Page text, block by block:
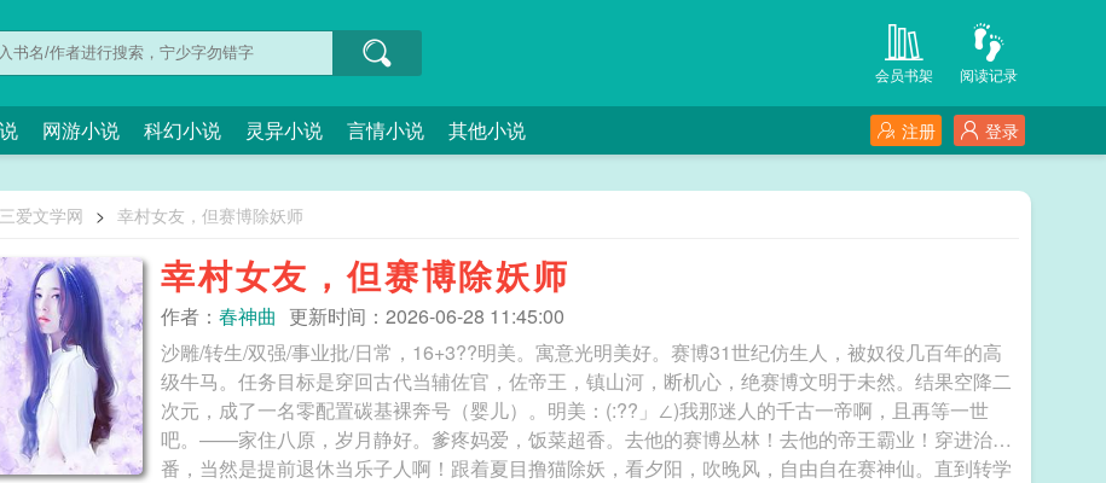
阅读记录
会员书架
网游小说 科幻小说 灵异小说 言情小说 其他小说 登录
注册
三爱文学网 > 幸村女友，但赛博除妖师
幸村女友，但赛博除妖师
作者： 春神曲 更新时间：2026-06-28 11:45:00
沙雕/转生/双强/事业批/日常，16+3??明美。寓意光明美好。赛博31世纪仿生人，被奴役几百年的高
级牛马。任务目标是穿回古代当辅佐官，佐帝王，镇山河，断机心，绝赛博文明于未然。结果空降二
次元，成了一名零配置碳基裸奔号（婴儿）。明美：(:??」∠)我那迷人的千古一帝啊，且再等一世
吧。——家住八原，岁月静好。爹疼妈爱，饭菜超香。去他的赛博丛林！去他的帝王霸业！穿进治愈
番，当然是提前退休当乐子人啊！跟着夏目撸猫除妖，看夕阳，吹晚风，自由自在赛神仙。直到转学